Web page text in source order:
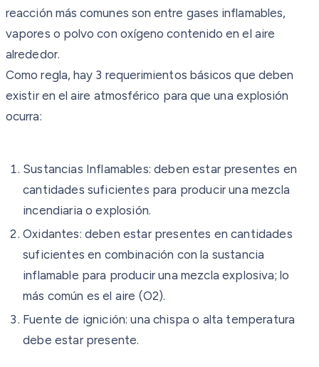
reacción más comunes son entre gases inflamables,
vapores o polvo con oxígeno contenido en el aire
alrededor.
Como regla, hay 3 requerimientos básicos que deben
existir en el aire atmosférico para que una explosión
ocurra:
Sustancias Inflamables: deben estar presentes en
cantidades suficientes para producir una mezcla
incendiaria o explosión.
Oxidantes: deben estar presentes en cantidades
suficientes en combinación con la sustancia
inflamable para producir una mezcla explosiva; lo
más común es el aire (O2).
Fuente de ignición: una chispa o alta temperatura
debe estar presente.